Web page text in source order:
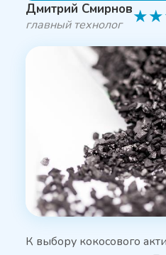
Дмитрий Смирнов
главный технолог ★★
К выбору кокосового